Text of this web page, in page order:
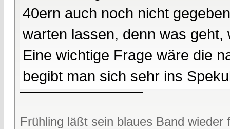
40ern auch noch nicht
warten lassen, denn was
Eine wichtige Frage wäre die
begibt man sich sehr ins
Frühling läßt sein blaues Band wieder